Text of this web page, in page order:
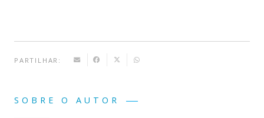
PARTILHAR:
SOBRE O AUTOR